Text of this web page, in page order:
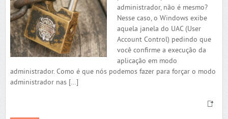
administrador, não é mesmo?
Nesse caso, o Windows exibe
aquela janela do UAC (User
Account Control) pedindo que
você confirme a execução da
aplicação em modo
administrador. Como é que nós podemos fazer para forçar o modo
administrador nas […]